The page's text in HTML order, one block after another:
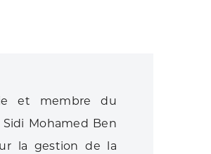
et membre du
Mohamed Ben
la gestion de la